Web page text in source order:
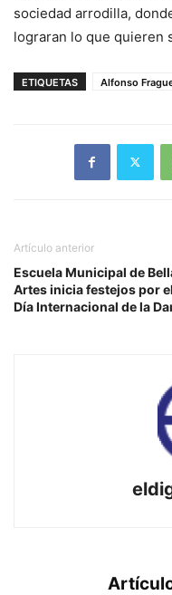
sociedad arrodilla,
lograran lo que quieren
ETIQUETAS Alfonso
Artículo anterior
Escuela Municipal de
Artes inicia festejos por el
Día Internacional de la